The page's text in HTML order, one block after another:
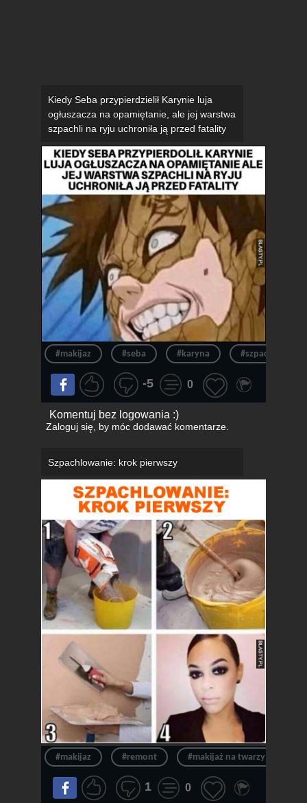
Kiedy Seba przypierdzielił Karynie luja
ogłuszacza na opamiętanie, ale jej warstwa
szpachli na ryju uchroniła ją przed fatality
#makijaz #seba #karyna #szpachla
-5 0
Komentuj bez logowania :)
Zaloguj się, by móc dodawać komentarze.
Szpachlowanie: krok pierwszy
#makijaz #remont #makijaż na twarzy
1 0